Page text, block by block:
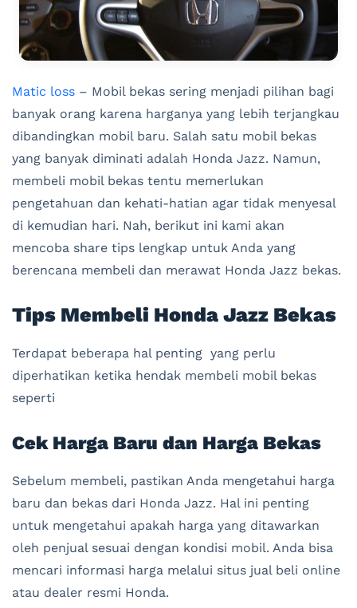
Matic loss – Mobil bekas sering menjadi pilihan bagi
banyak orang karena harganya yang lebih terjangkau
dibandingkan mobil baru. Salah satu mobil bekas
yang banyak diminati adalah Honda Jazz. Namun,
membeli mobil bekas tentu memerlukan
pengetahuan dan kehati-hatian agar tidak menyesal
di kemudian hari. Nah, berikut ini kami akan
mencoba share tips lengkap untuk Anda yang
berencana membeli dan merawat Honda Jazz bekas.
Tips Membeli Honda Jazz Bekas
Terdapat beberapa hal penting yang perlu
diperhatikan ketika hendak membeli mobil bekas
seperti
Cek Harga Baru dan Harga Bekas
Sebelum membeli, pastikan Anda mengetahui harga
baru dan bekas dari Honda Jazz. Hal ini penting
untuk mengetahui apakah harga yang ditawarkan
oleh penjual sesuai dengan kondisi mobil. Anda bisa
mencari informasi harga melalui situs jual beli online
atau dealer resmi Honda.